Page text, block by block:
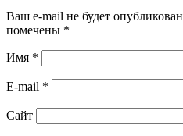
Ваш e-mail не будет
помечены *
Имя *
E-mail *
Сайт